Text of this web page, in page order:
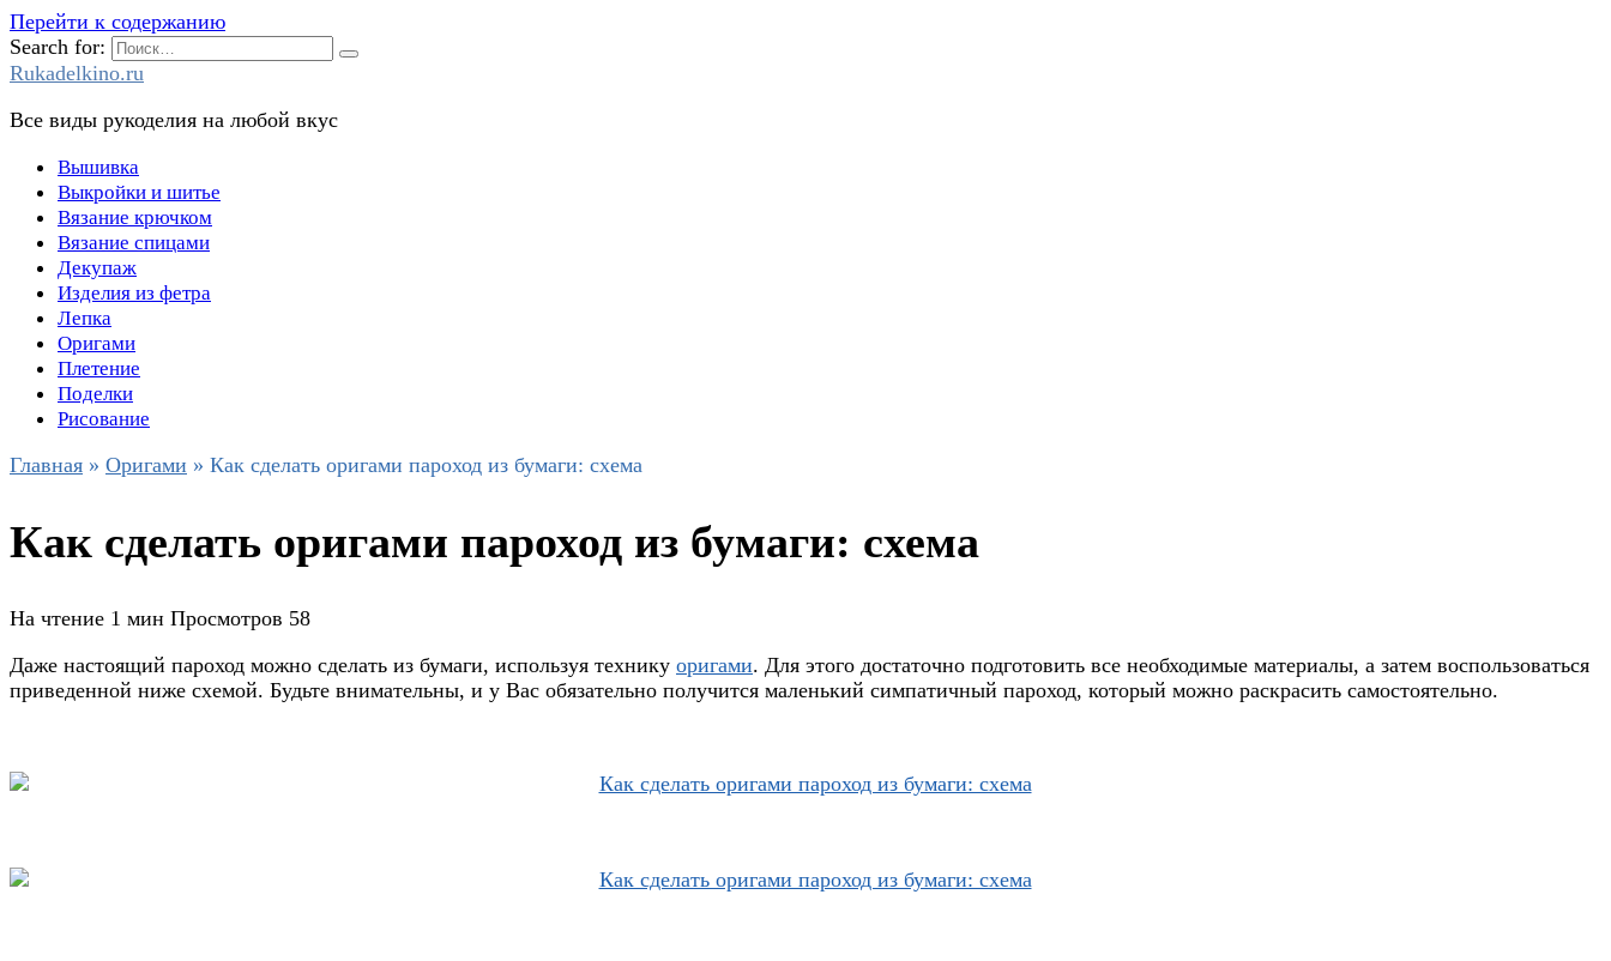
Перейти к содержанию
Search for:
Rukadelkino.ru
Все виды рукоделия на любой вкус
Вышивка
Выкройки и шитье
Вязание крючком
Вязание спицами
Декупаж
Изделия из фетра
Лепка
Оригами
Плетение
Поделки
Рисование
Главная » Оригами » Как сделать оригами пароход из бумаги: схема
Как сделать оригами пароход из бумаги: схема
На чтение 1 мин Просмотров 58
Даже настоящий пароход можно сделать из бумаги, используя технику оригами. Для этого достаточно подготовить все необходимые материалы, а затем воспользоваться
приведенной ниже схемой. Будьте внимательны, и у Вас обязательно получится маленький симпатичный пароход, который можно раскрасить самостоятельно.